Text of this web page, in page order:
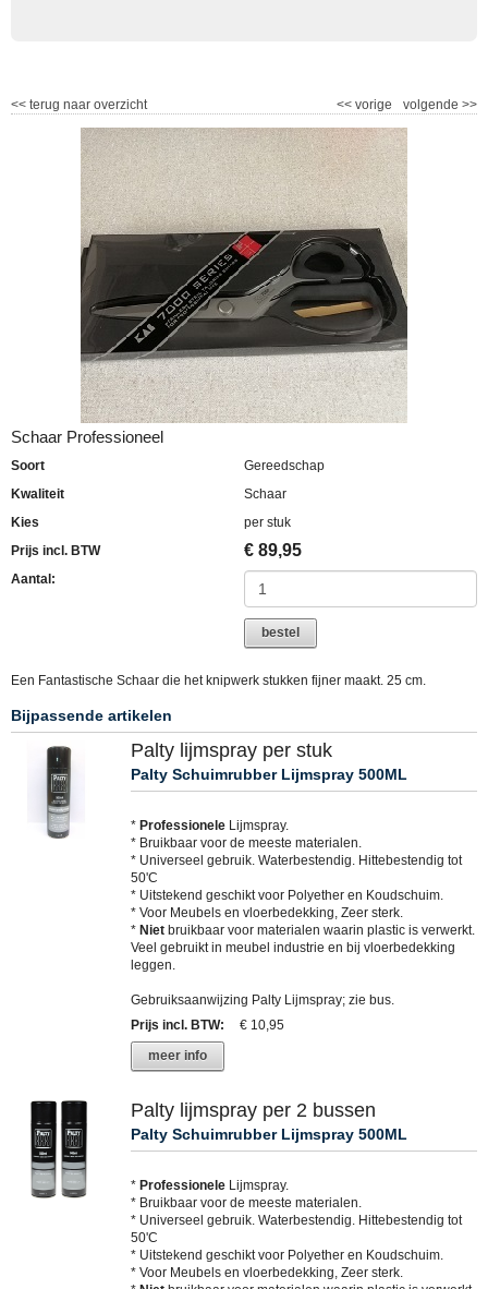
<< terug naar overzicht volgende >>
<< vorige
Schaar Professioneel
Soort
Gereedschap
Kwaliteit
Schaar
Kies
per stuk
Prijs incl. BTW
€ 89,95
Aantal:
bestel
Een Fantastische Schaar die het knipwerk stukken fijner maakt. 25 cm.
Bijpassende artikelen
Palty lijmspray per stuk
Palty Schuimrubber Lijmspray 500ML
* Professionele Lijmspray.
* Bruikbaar voor de meeste materialen.
* Universeel gebruik. Waterbestendig. Hittebestendig tot
50'C
* Uitstekend geschikt voor Polyether en Koudschuim.
* Voor Meubels en vloerbedekking, Zeer sterk.
* Niet bruikbaar voor materialen waarin plastic is verwerkt.
Veel gebruikt in meubel industrie en bij vloerbedekking
leggen.
Gebruiksaanwijzing Palty Lijmspray; zie bus.
Prijs incl. BTW:
€ 10,95
meer info
Palty lijmspray per 2 bussen
Palty Schuimrubber Lijmspray 500ML
* Professionele Lijmspray.
* Bruikbaar voor de meeste materialen.
* Universeel gebruik. Waterbestendig. Hittebestendig tot
50'C
* Uitstekend geschikt voor Polyether en Koudschuim.
* Voor Meubels en vloerbedekking, Zeer sterk.